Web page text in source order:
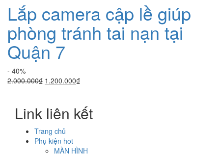
Lắp camera cập lề giúp
phòng tránh tai nạn tại
Quận 7
- 40%
2.000.000₫ Giá
2.000.000₫.
1.200.000₫Giá
là:
1.200.000₫.
Link liên kết
Trang chủ
Phụ kiện hot
MÀN HÌNH